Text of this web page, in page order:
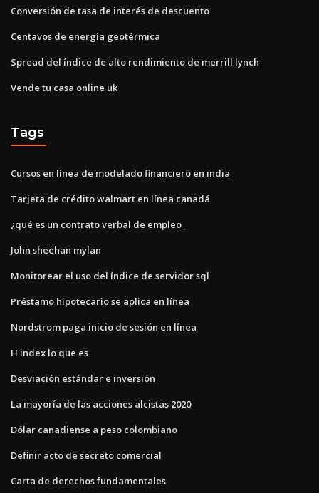
Conversión de tasa de interés de descuento
Centavos de energía geotérmica
Spread del índice de alto rendimiento de merrill lynch
Vende tu casa online uk
Tags
Cursos en línea de modelado financiero en india
Tarjeta de crédito walmart en línea canadá
¿qué es un contrato verbal de empleo_
John sheehan mylan
Monitorear el uso del índice de servidor sql
Préstamo hipotecario se aplica en línea
Nordstrom paga inicio de sesión en línea
H index lo que es
Desviación estándar e inversión
La mayoría de las acciones alcistas 2020
Dólar canadiense a peso colombiano
Definir acto de secreto comercial
Carta de derechos fundamentales